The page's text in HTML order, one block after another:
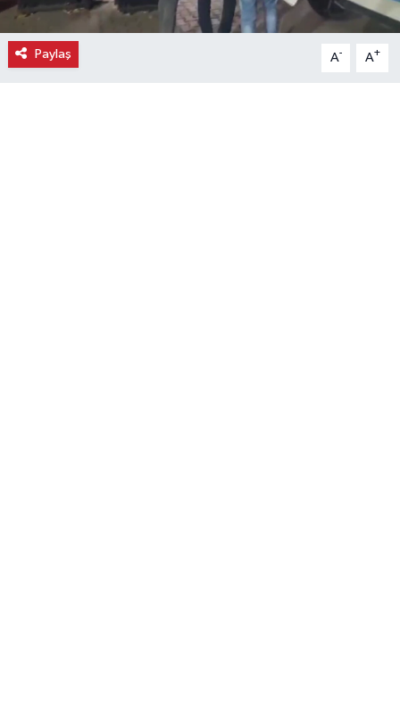
Paylaş A- A+
Haber